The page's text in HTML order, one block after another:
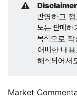
⚠️
반영하고
또는 판매
목적으로
어떠한 내
해석되어서
Market